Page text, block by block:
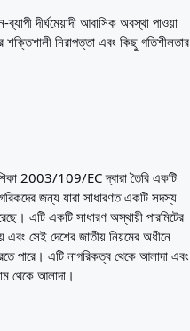
দীর্ঘমেয়াদী আবাসিক অবস্থা পাওয়া
নিরাপত্তা এবং কিছু গতিশীলতার
2003/109/EC দ্বারা তৈরি একটি
জন্য যারা সাধারণত একটি সদস্য
এটি একটি সাধারণ অস্থায়ী পারমিটের
এবং সেই দেশের জাতীয় নিয়মের অধীনে
পারে। এটি নাগরিকত্ব থেকে আলাদা এবং
থেকে আলাদা।